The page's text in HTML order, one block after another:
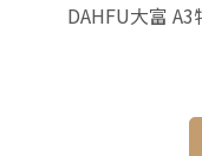
DAHFU大富